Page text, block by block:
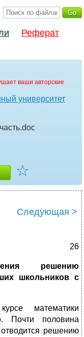
Реферат
ваши авторские
университет
.doc
☆
Следующая >
26
решению
школьников с
математики
Почти половина
решению